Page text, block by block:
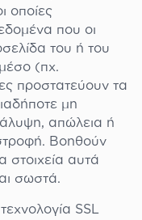
οποίες
που οι
του ή του
(πχ.
προστατεύουν τα
μη
απώλεια ή
Βοηθούν
στοιχεία αυτά
σωστά.
SSL